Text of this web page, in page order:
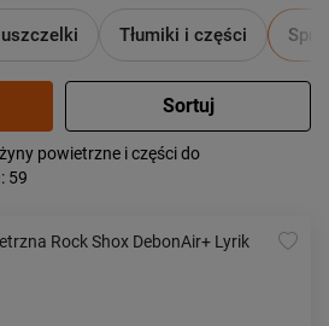
Tłumiki i części
alfabetycznie
powietrzne i części do
: 59